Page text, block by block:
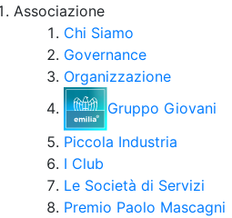
Associazione
Chi Siamo
Governance
Organizzazione
Gruppo Giovani
Piccola Industria
I Club
Le Società di Servizi
Premio Paolo Mascagni